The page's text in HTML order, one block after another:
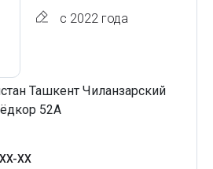
с 2022 года
Ташкент Чиланзарский
52А
XX